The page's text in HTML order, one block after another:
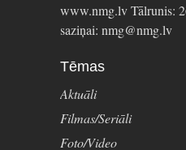
www.nmg.lv Tālrunis:
saziņai: nmg@nmg.lv
Tēmas
Aktuāli
Filmas/Seriāli
Foto/Video